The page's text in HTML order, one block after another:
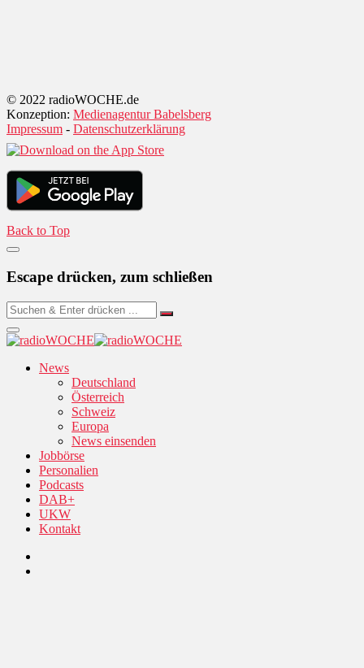
© 2022 radioWOCHE.de
Konzeption: Medienagentur Babelsberg
Impressum - Datenschutzerklärung
Back to Top
Escape drücken, zum schließen
News
Deutschland
Österreich
Schweiz
Europa
News einsenden
Jobbörse
Personalien
Podcasts
DAB+
UKW
Kontakt